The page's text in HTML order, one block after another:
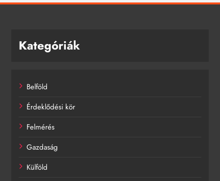
Kategóriák
Belföld
Érdeklődési kör
Felmérés
Gazdaság
Külföld